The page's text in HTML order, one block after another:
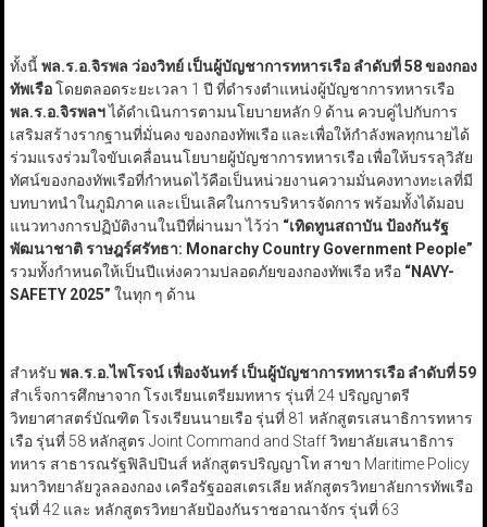
ทั้งนี้พล.ร.อ.จิรพล ว่องวิทย์ เป็นผู้บัญชาการทหารเรือ ลำดับที่58ของกอง
ทัพเรือโดยตลอดระยะเวลา 1 ปี ที่ดำรงตำแหน่งผู้บัญชาการทหารเรือ
พล.ร.อ.จิรพลฯได้ดำเนินการตามนโยบายหลัก 9 ด้าน ควบคู่ไปกับการ
เสริมสร้างรากฐานที่มั่นคง ของกองทัพเรือ และเพื่อให้กำลังพลทุกนายได้
ร่วมแรงร่วมใจขับเคลื่อนนโยบายผู้บัญชาการทหารเรือ เพื่อให้บรรลุวิสัย
ทัศน์ของกองทัพเรือที่กำหนดไว้คือเป็นหน่วยงานความมั่นคงทางทะเลที่มี
บทบาทนำในภูมิภาค และเป็นเลิศในการบริหารจัดการ พร้อมทั้งได้มอบ
แนวทางการปฏิบัติงานในปีที่ผ่านมา ไว้ว่า “เทิดทูนสถาบัน ป้องกันรัฐ
พัฒนาชาติ ราษฎร์ศรัทธา: Monarchy Country Government People”
รวมทั้งกำหนดให้เป็นปีแห่งความปลอดภัยของกองทัพเรือ หรือ “NAVY-
SAFETY 2025” ในทุก ๆ ด้าน
สำหรับ พล.ร.อ.ไพโรจน์ เฟื่องจันทร์ เป็นผู้บัญชาการทหารเรือ ลำดับที่ 59
สำเร็จการศึกษาจาก โรงเรียนเตรียมทหาร รุ่นที่ 24 ปริญญาตรี
วิทยาศาสตร์บัณฑิต โรงเรียนนายเรือ รุ่นที่ 81 หลักสูตรเสนาธิการทหาร
เรือ รุ่นที่ 58 หลักสูตร Joint Command and Staff วิทยาลัยเสนาธิการ
ทหาร สาธารณรัฐฟิลิปปินส์ หลักสูตรปริญญาโท สาขา Maritime Policy
มหาวิทยาลัยวูลลองกอง เครือรัฐออสเตรเลีย หลักสูตรวิทยาลัยการทัพเรือ
รุ่นที่ 42 และ หลักสูตรวิทยาลัยป้องกันราชอาณาจักร รุ่นที่ 63